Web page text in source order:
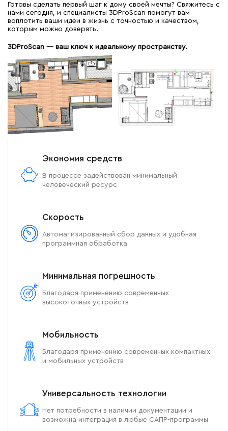
Готовы сделать первый шаг к дому своей мечты? Свяжитесь с
нами сегодня, и специалисты 3DProScan помогут вам
воплотить ваши идеи в жизнь с точностью и качеством,
которым можно доверять.
3DProScan — ваш ключ к идеальному пространству.
Экономия средств
В процессе задействован минимальный
человеческий ресурс
Скорость
Автоматизированный сбор данных и удобная
программная обработка
Минимальная погрешность
Благодаря применению современных
высокоточных устройств
Мобильность
Благодаря применению современных компактных
и мобильных устройств
Универсальность технологии
Нет потребности в наличии документации и
возможна интеграция в любые САПР-программы